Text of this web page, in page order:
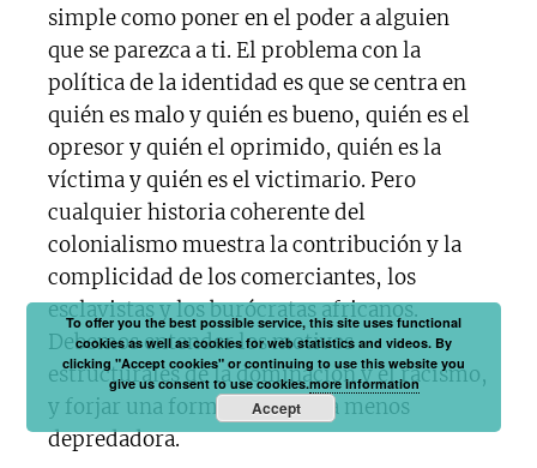
simple como poner en el poder a alguien
que se parezca a ti. El problema con la
política de la identidad es que se centra en
quién es malo y quién es bueno, quién es el
opresor y quién el oprimido, quién es la
víctima y quién es el victimario. Pero
cualquier historia coherente del
colonialismo muestra la contribución y la
complicidad de los comerciantes, los
esclavistas y los burócratas africanos.
Debemos entender los motivos
estructurales de la dominación y el racismo,
y forjar una forma de política menos
depredadora.
To offer you the best possible service, this site uses functional
cookies as well as cookies for web statistics and videos. By
clicking "Accept cookies" or continuing to use this website you
give us consent to use cookies.more information
Accept